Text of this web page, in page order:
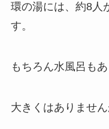
環の湯には、約8人
す。
もちろん水風呂もあ
大きくはありませ